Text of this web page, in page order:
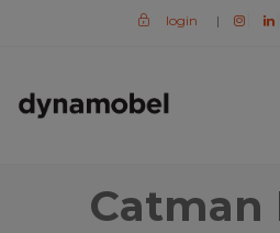
login |
Catman